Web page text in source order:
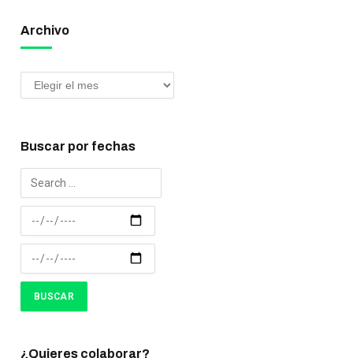
Archivo
Buscar por fechas
¿Quieres colaborar?